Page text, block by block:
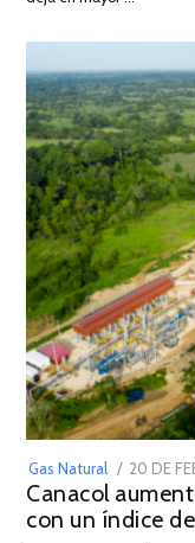
Gas Natural
POSTED
ON
20 DE
Canacol
con un índice